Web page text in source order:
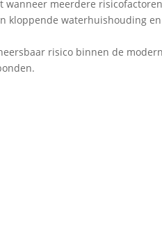
wanneer meerdere
kloppende waterhuishouding en
risico binnen de